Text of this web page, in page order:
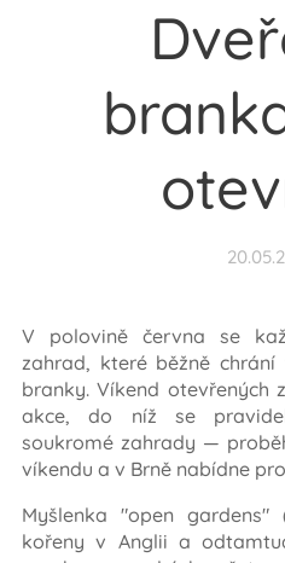
V polovině června se
zahrad, které běžně
branky. Víkend otevřených
akce, do níž se
soukromé zahrady —
víkendu a v Brně nabídne
Myšlenka "open
kořeny v Anglii a